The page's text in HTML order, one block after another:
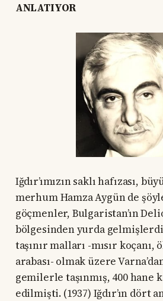
ANLATIYOR
Iğdır’ımızın saklı hafızası,
merhum Hamza Aygün de
göçmenler, Bulgaristan’ın
bölgesinden yurda
taşınır malları -mısır koçanı,
arabası- olmak üzere
gemilerle taşınmış, 400 hane
edilmişti. (1937) Iğdır’ın dört